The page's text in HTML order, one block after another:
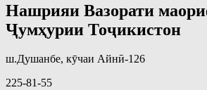
Нашрияи Вазорати
Ҷумҳурии Тоҷикистон
ш.Душанбе, кӯчаи Айнӣ-126
225-81-55